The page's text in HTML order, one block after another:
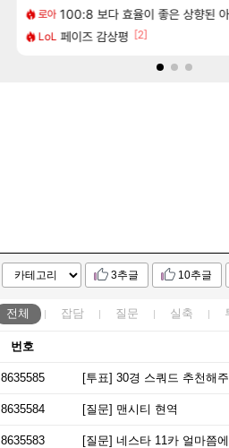
로아 100:8 보다 효율이 좋은 상향된
LoL 페이즈 감상평 [2]
여행 국내에도 이쁜곳이 많은것 같습
해외겜 AI발 원가 압박, 메인보드값 오
3추글 10추글
전체 잡담 질문 실축
번호
8635585 [투표] 30경 스쿼드 추천해
8635584 [질문] 맨시티 현역
8635583 [질문] 네스타 11카 얼마쯤